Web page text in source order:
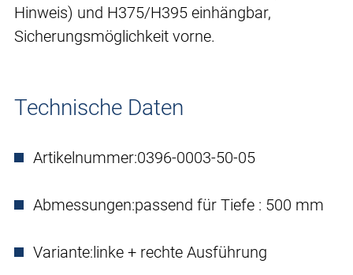
Hinweis) und H375/H395 einhängbar,
Sicherungsmöglichkeit vorne.
Technische Daten
Artikelnummer:0396-0003-50-05
Abmessungen:passend für Tiefe : 500 mm
Variante: linke + rechte Ausführung